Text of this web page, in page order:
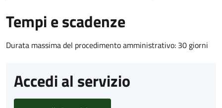
Tempi e scadenze
Durata massima del procedimento amministrativo: 30 giorni
Accedi al servizio